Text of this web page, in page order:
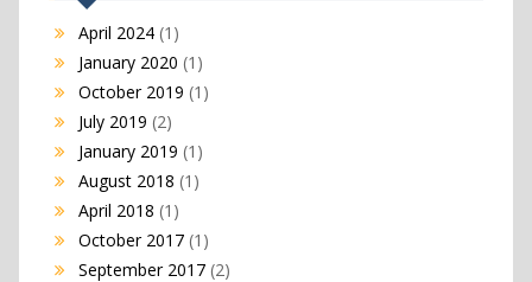
April 2024(1)
January 2020 (1)
October 2019 (1)
July 2019 (2)
January 2019 (1)
August 2018 (1)
April 2018 (1)
October 2017(1)
September 2017(2)